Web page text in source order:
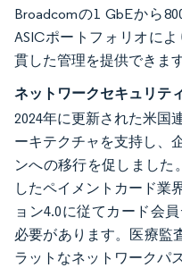
Broadcomの1 GbEから
ASICポートフォリオに
貫した管理を提供できます
ネットワークセキュリテ
2024年に更新された米国
ーキテクチャを支持し、
ンへの移行を促しました
したペイメントカード業
ョン4.0に従てカード会
必要があります。医療監
ラットなネットワークパ